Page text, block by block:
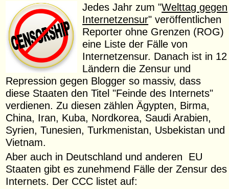
Jedes Jahr zum "Welttag gegen
Internetzensur" veröffentlichen
Reporter ohne Grenzen (ROG)
eine Liste der Fälle von
Internetzensur. Danach ist in 12
Ländern die Zensur und
Repression gegen Blogger so massiv, dass
diese Staaten den Titel "Feinde des Internets"
verdienen. Zu diesen zählen Ägypten, Birma,
China, Iran, Kuba, Nordkorea, Saudi Arabien,
Syrien, Tunesien, Turkmenistan, Usbekistan und
Vietnam.
Aber auch in Deutschland und anderen EU
Staaten gibt es zunehmend Fälle der Zensur des
Internets. Der CCC listet auf: